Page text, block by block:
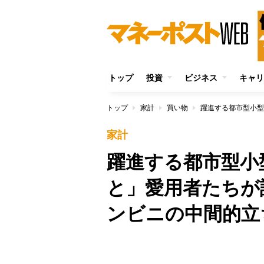
トップ 投資 ビジネス キャ
トップ 家計 買い物
家計
躍進する都市型
と」愛用者たち
ンビニの中間的